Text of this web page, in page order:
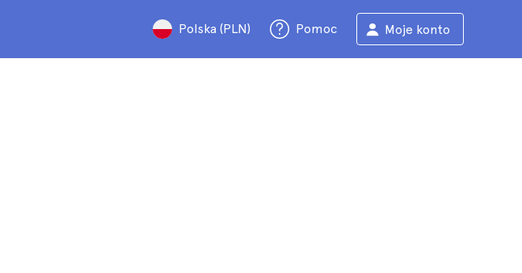
Polska (PLN) Pomoc Moje konto